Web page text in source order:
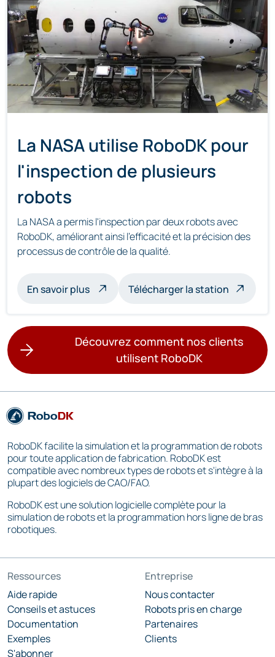
La NASA utilise RoboDK pour
l'inspection de plusieurs
robots
La NASA a permis l'inspection par deux robots avec
RoboDK, améliorant ainsi l'efficacité et la précision des
processus de contrôle de la qualité.
En savoir plusà propos de l'inspection multi-robots
Télécharger la station
Découvrez comment nos clients
utilisent RoboDK
RoboDK facilite la simulation et la programmation de robots
pour toute application de fabrication. RoboDK est
compatible avec nombreux types de robots et s'intègre à la
plupart des logiciels de CAO/FAO.
RoboDK est une solution logicielle complète pour la
simulation de robots et la programmation hors ligne de bras
robotiques.
Ressources
Aide rapide
Conseils et astuces
Documentation
Exemples
S'abonner
Entreprise
Nous contacter
Robots pris en charge
Partenaires
Clients